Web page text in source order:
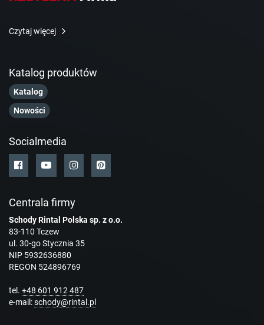
Czytaj więcej
Katalog produktów
Katalog
Nowości
Socialmedia
Centrala firmy
Schody Rintal Polska sp. z o.o.
83-110 Tczew
ul. 30-go Stycznia 35
NIP 5932636880
REGON 524896769
tel. +48 601 912 487
e-mail:schody@rintal.pl